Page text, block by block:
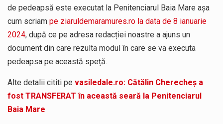
de pedeapsă este executat la Penitenciarul Baia Mare așa
cum scriam pe ziaruldemaramures.ro la data de 8 ianuarie
2024, după ce pe adresa redacției noastre a ajuns un
document din care rezulta modul în care se va executa
pedeapsa pe această speță.
Alte detalii cititi pe vasiledale.ro: Cătălin Cherecheș a
fost TRANSFERAT în această seară la Penitenciarul
Baia Mare